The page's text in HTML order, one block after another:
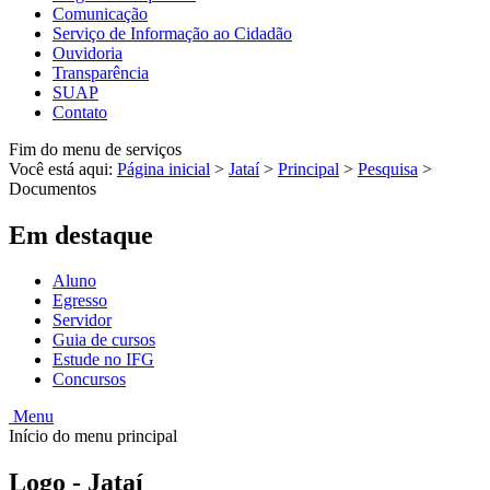
Comunicação
Serviço de Informação ao Cidadão
Ouvidoria
Transparência
SUAP
Contato
Fim do menu de serviços
Você está aqui: Página inicial > Jataí > Principal > Pesquisa >
Documentos
Em destaque
Aluno
Egresso
Servidor
Guia de cursos
Estude no IFG
Concursos
Menu
Início do menu principal
Logo - Jataí